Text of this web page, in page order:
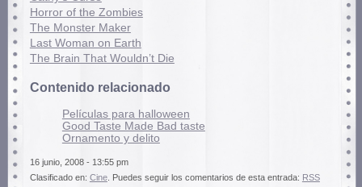
Horror of the Zombies
The Monster Maker
Last Woman on Earth
The Brain That Wouldn’t Die
Contenido relacionado
Pelí­culas para halloween
Good Taste Made Bad taste
Ornamento y delito
16 junio, 2008 - 13:55 pm
Clasificado en: Cine. Puedes seguir los comentarios de esta entrada: RSS